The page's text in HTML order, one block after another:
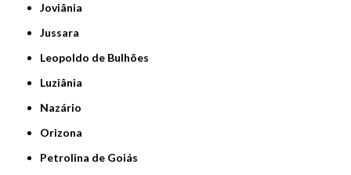
Joviânia
Jussara
Leopoldo de Bulhões
Luziânia
Nazário
Orizona
Petrolina de Goiás